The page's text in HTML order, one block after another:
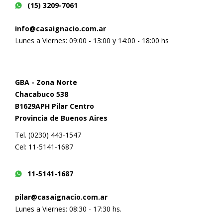
(15) 3209-7061
info@casaignacio.com.ar
Lunes a Viernes: 09:00 - 13:00 y 14:00 - 18:00 hs
GBA - Zona Norte
Chacabuco 538
B1629APH Pilar Centro
Provincia de Buenos Aires
Tel. (0230) 443-1547
Cel: 11-5141-1687
11-5141-1687
pilar@casaignacio.com.ar
Lunes a Viernes: 08:30 - 17:30 hs.